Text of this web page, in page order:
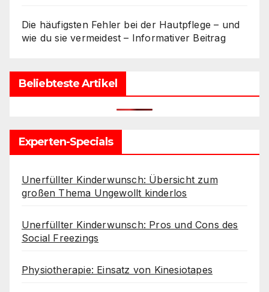
Die häufigsten Fehler bei der Hautpflege – und
wie du sie vermeidest – Informativer Beitrag
Beliebteste Artikel
Experten-Specials
Unerfüllter Kinderwunsch: Übersicht zum
großen Thema Ungewollt kinderlos
Unerfüllter Kinderwunsch: Pros und Cons des
Social Freezings
Physiotherapie: Einsatz von Kinesiotapes